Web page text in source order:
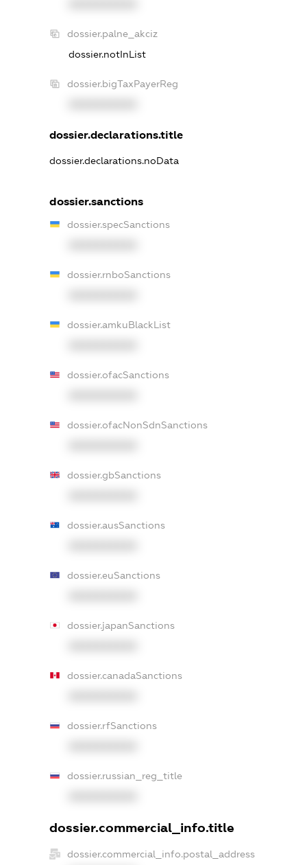
dossier.palne_akciz
dossier.notInList
dossier.bigTaxPayerReg
dossier.declarations.title
dossier.declarations.noData
dossier.sanctions
dossier.specSanctions
dossier.rnboSanctions
dossier.amkuBlackList
dossier.ofacSanctions
dossier.ofacNonSdnSanctions
dossier.gbSanctions
dossier.ausSanctions
dossier.euSanctions
dossier.japanSanctions
dossier.canadaSanctions
dossier.rfSanctions
dossier.russian_reg_title
dossier.commercial_info.title
dossier.commercial_info.postal_address